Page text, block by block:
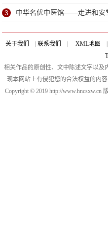
3 中华名优中医馆——走进和安
关于我们 联系我们 XML地图
相关作品的原创性、文中陈述文字以及
现本网站上有侵犯您的合法权益的内
Copyright © 2019 http://www.hncsxw.cn